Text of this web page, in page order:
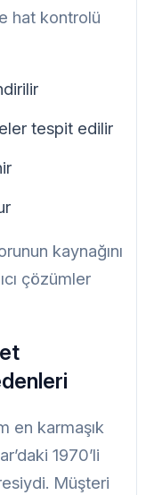
hat kontrolü
tespit edilir
kaynağını
çözümler
en karmaşık
1970’li
Müşteri